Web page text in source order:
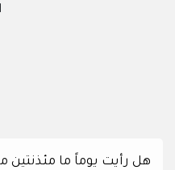
هل رأيت يوماً ما